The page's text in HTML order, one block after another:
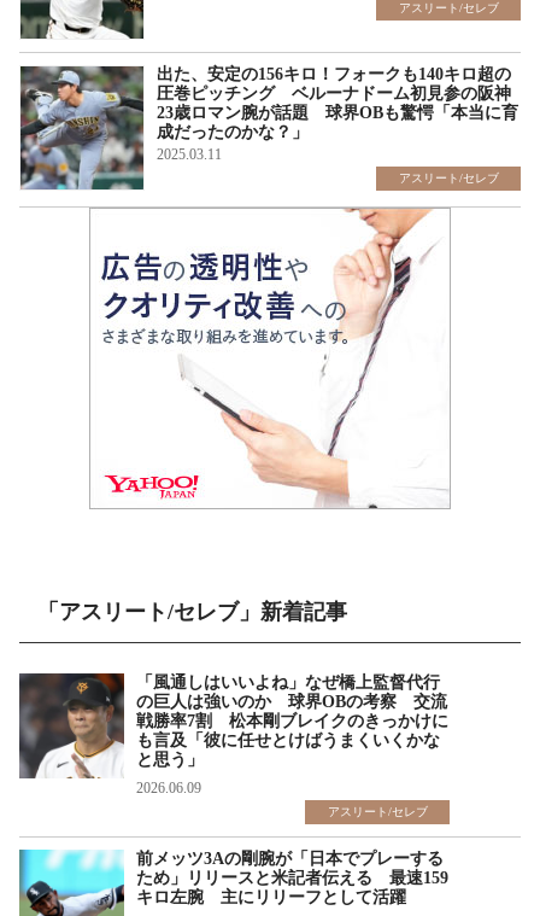
アスリート/セレブ
出た、安定の156キロ！フォークも140キロ超の
圧巻ピッチング ベルーナドーム初見参の阪神
23歳ロマン腕が話題 球界OBも驚愕「本当に育
成だったのかな？」
2025.03.11
アスリート/セレブ
「アスリート/セレブ」新着記事
「風通しはいいよね」なぜ橋上監督代行
の巨人は強いのか 球界OBの考察 交流
戦勝率7割 松本剛ブレイクのきっかけに
も言及「彼に任せとけばうまくいくかな
と思う」
2026.06.09
アスリート/セレブ
前メッツ3Aの剛腕が「日本でプレーする
ため」リリースと米記者伝える 最速159
キロ左腕 主にリリーフとして活躍